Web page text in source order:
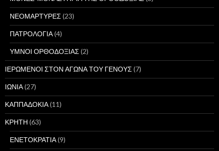
ΝΕΟΜΑΡΤΥΡΕΣ(23)
ΠΑΤΡΟΛΟΓΙΑ(4)
ΥΜΝΟΙ ΟΡΘΟΔΟΞΙΑΣ(2)
ΙΕΡΩΜΕΝΟΙ ΣΤΟΝ ΑΓΩΝΑ ΤΟΥ ΓΕΝΟΥΣ(7)
ΙΩΝΙΑ(27)
ΚΑΠΠΑΔΟΚΙΑ(11)
ΚΡΗΤΗ (63)
ΕΝΕΤΟΚΡΑΤΙΑ(9)